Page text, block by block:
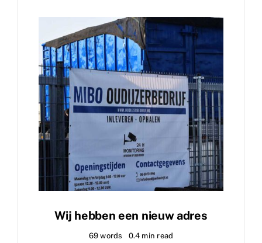
Wij hebben een nieuw adres
69 words 0.4 min read